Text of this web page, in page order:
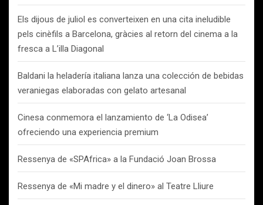
Els dijous de juliol es converteixen en una cita ineludible
pels cinèfils a Barcelona, gràcies al retorn del cinema a la
fresca a L’illa Diagonal
Baldani la heladería italiana lanza una colección de bebidas
veraniegas elaboradas con gelato artesanal
Cinesa conmemora el lanzamiento de ‘La Odisea’
ofreciendo una experiencia premium
Ressenya de «SPAfrica» a la Fundació Joan Brossa
Ressenya de «Mi madre y el dinero» al Teatre Lliure